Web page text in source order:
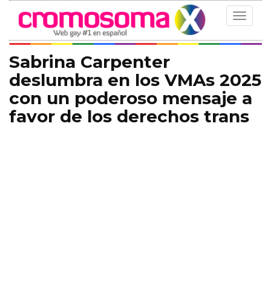
Toggle
Sabrina Carpenter
deslumbra en los VMAs 2025
con un poderoso mensaje a
favor de los derechos trans